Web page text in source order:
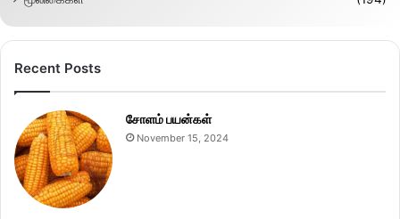
Recent Posts
சோளம் பயன்கள்
November 15, 2024